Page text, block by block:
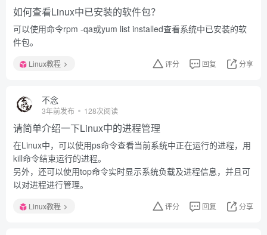
如何查看Linux中已安装的软件包？
可以使用命令rpm -qa或yum list installed查看系统中已安装的软
件包。
Linux教程 评分 回复 分享
不念
3年前发布 128次阅读
请简单介绍一下Linux中的进程管理
在Linux中，可以使用ps命令查看当前系统中正在运行的进程，用
kill命令结束运行的进程。
另外，还可以使用top命令实时显示系统负载及进程信息，并且可
以对进程进行管理。
Linux教程 评分 回复 分享